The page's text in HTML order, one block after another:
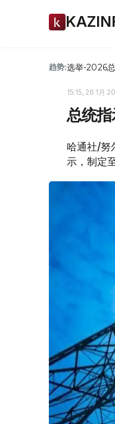
趋势:选举-2026
15:15, 26 1月
总统
哈通社/努
示，制定